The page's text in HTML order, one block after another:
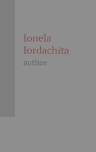
Ionela
Iordachita
author